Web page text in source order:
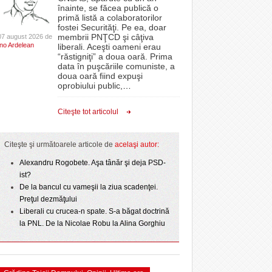
bate
o arată scorul
- 4
Superliga în
derby-urile
oră, a venit „ploaia”. Apa a fost asigurată de
pompierii voluntari- 6 August 2026
Filmul „Ultimul ingredient”, o poveste a
Banatului în competiția internațională Food Film
- 5 August 2026
View all
proiectelor derulate de instituție din fonduri
europene/FOTO
ANAF oferă persoanelor fizice posibilitatea să
beneficieze de Declarația Unică 212
precompletată- 25 November 2025
CLIPURI VIDEO
JOCURI ONLINE
DIVERSE
FARMACII DIN
TIMIŞOARA
HARTA TIMIŞOAREI
LICEE, ŞCOLI ŞI
SFATUL MEDICULUI
august 2026 de
Ardelean
înainte, se făcea publică o
primă listă a colaboratorilor
fostei Securităţi. Pe ea, doar
membrii PNŢCD şi câţiva
liberali. Aceşti oameni erau
“răstigniţi” a doua oară. Prima
data în puşcăriile comuniste, a
doua oară fiind expuşi
oprobiului public,
Citeşte tot articolul
Citeşte şi următoarele articole de acelaşi autor:
Alexandru Rogobete. Aşa tânăr şi deja PSD-
ist?
De la bancul cu vameşii la ziua scadenţei.
Preţul dezmăţului
Liberali cu crucea-n spate. S-a băgat doctrină
la PNL. De la Nicolae Robu la Alina Gorghiu